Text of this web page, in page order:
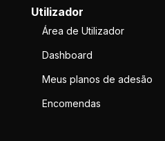
Utilizador
Área de Utilizador
Dashboard
Meus planos de adesão
Encomendas